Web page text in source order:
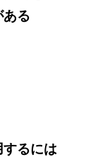
る
るには